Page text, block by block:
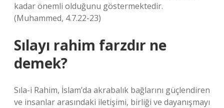
kadar önemli olduğunu göstermektedir.
(Muhammed, 4.7.22-23)
Sılayı rahim farzdır ne
demek?
Sıla-i Rahim, İslam’da akrabalık bağlarını güçlendiren
ve insanlar arasındaki iletişimi, birliği ve dayanışmayı